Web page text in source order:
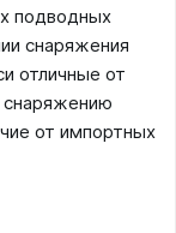
подводных
снаряжения
отличные от
снаряжению
от импортных